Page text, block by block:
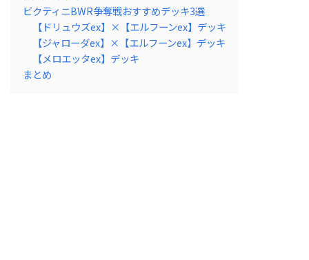
ビクティニBWR争奪戦おすすめデッキ3選
【ドリュウズex】×【エルフーンex】デッキ
【ジャローダex】×【エルフーンex】デッキ
【メロエッタex】デッキ
まとめ